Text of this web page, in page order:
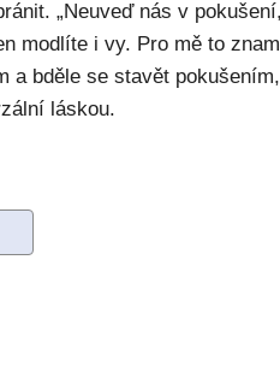
„Neuveď nás v
modlíte i vy. Pro mě to
a bděle se stavět
láskou.